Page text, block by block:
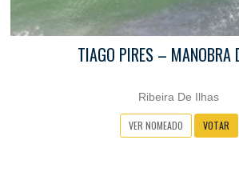
TIAGO PIRES – MANOBRA
Ribeira De Ilhas
VER NOMEADO VOTAR